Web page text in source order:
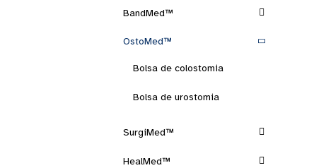
BandMed™
OstoMed™
Bolsa de colostomia
Bolsa de urostomia
SurgiMed™
HealMed™